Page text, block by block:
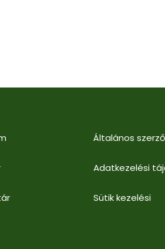
Általános
Adatkezelési
Sütik kezelési